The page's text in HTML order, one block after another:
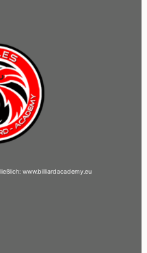
www.billiardacademy.eu